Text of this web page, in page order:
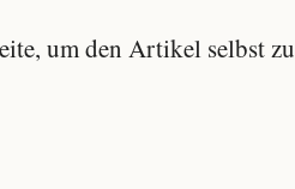
um den Artikel selbst zu